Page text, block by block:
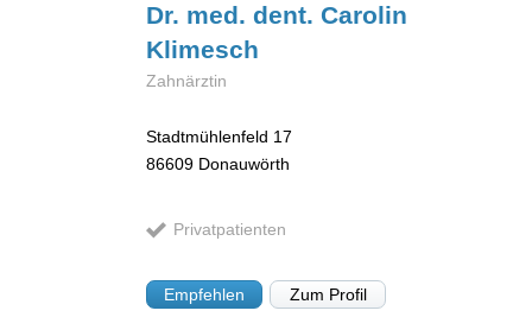
Dr. med. dent. Carolin
Klimesch
Zahnärztin
Stadtmühlenfeld 17
86609 Donauwörth
Privatpatienten
Empfehlen Zum Profil